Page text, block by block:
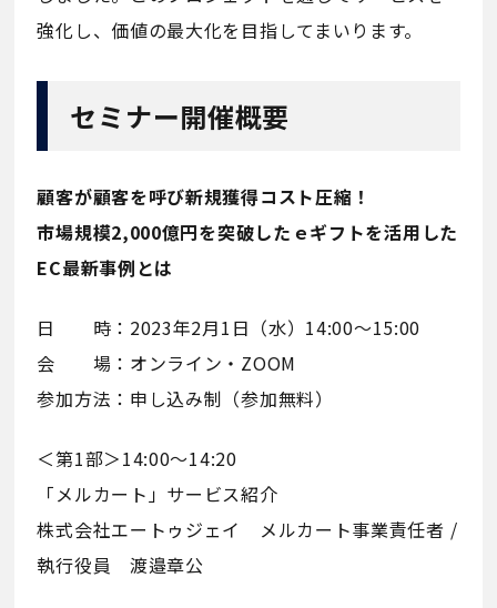
強化し、価値の最大化を目指してまいります。
セミナー開催概要
顧客が顧客を呼び新規獲得コスト圧縮！
市場規模2,000億円を突破したｅギフトを活用した
EC最新事例とは
日 時：2023年2月1日（水）14:00〜15:00
会 場：オンライン・ZOOM
参加方法：申し込み制（参加無料）
＜第1部＞14:00〜14:20
「メルカート」サービス紹介
株式会社エートゥジェイ メルカート事業責任者 /
執行役員 渡邉章公